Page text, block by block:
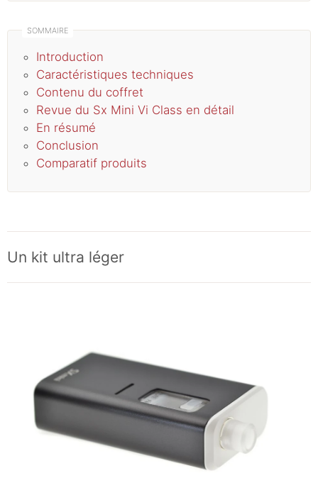
Introduction
Caractéristiques techniques
Contenu du coffret
Revue du Sx Mini Vi Class en détail
En résumé
Conclusion
Comparatif produits
Un kit ultra léger